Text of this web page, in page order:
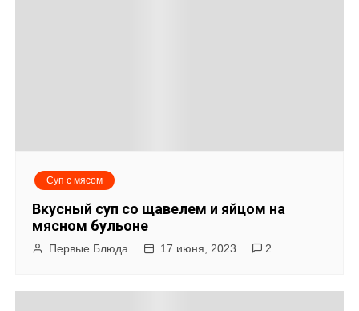
Суп с мясом
Вкусный суп со щавелем и яйцом на
мясном бульоне
Первые Блюда 17 июня, 2023 2